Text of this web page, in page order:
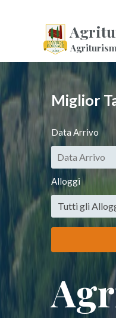
Miglior
Data Arrivo
Alloggi